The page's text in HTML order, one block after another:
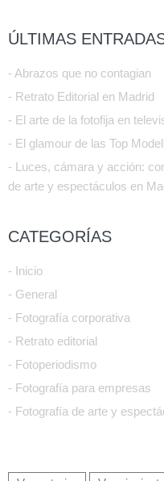
ÚLTIMAS
- Abrazos que no contagian
- Retrato Editorial en Madrid
- El arte de la fotofija en
- El glamour de las Top
- Luces, cámara y acción:
de arte y espectáculos en
CATEGORÍAS
- Inicio
- General
- Fotografía corporativa
- Retrato editorial
- Fotoperiodismo
- Fotografía para empresas
- Fotografía de arte y